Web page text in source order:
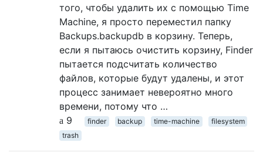
того, чтобы удалить их с помощью Time
Machine, я просто переместил папку
Backups.backupdb в корзину. Теперь,
если я пытаюсь очистить корзину, Finder
пытается подсчитать количество
файлов, которые будут удалены, и этот
процесс занимает невероятно много
времени, потому что …
9
finder backup time-machine
filesystem
trash